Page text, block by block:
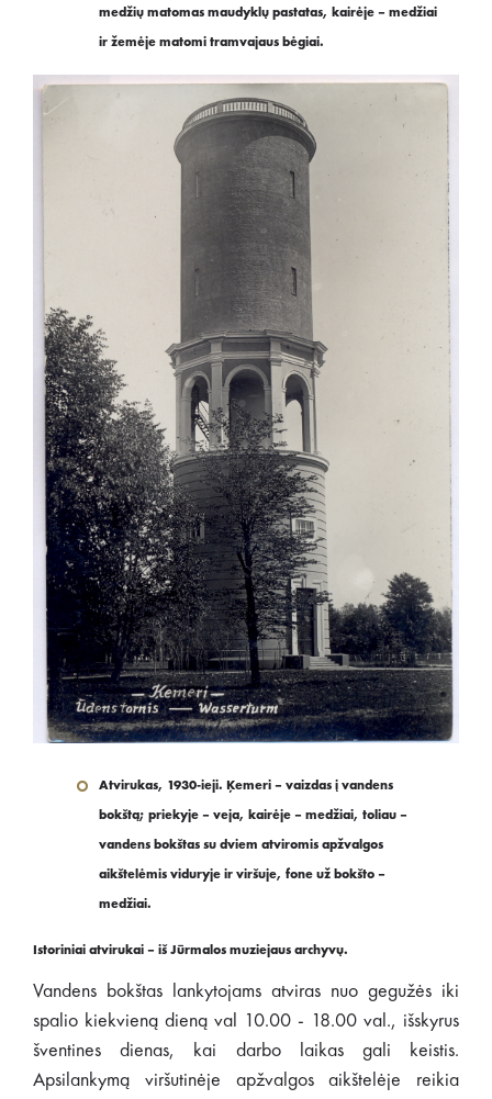
medžių matomas maudyklų pastatas, kairėje – medžiai
ir žemėje matomi tramvajaus bėgiai.
Atvirukas, 1930-ieji. Ķemeri – vaizdas į vandens
bokštą; priekyje – veja, kairėje – medžiai, toliau –
vandens bokštas su dviem atviromis apžvalgos
aikštelėmis viduryje ir viršuje, fone už bokšto –
medžiai.
Istoriniai atvirukai – iš Jūrmalos muziejaus archyvų.
Vandens bokštas lankytojams atviras nuo gegužės iki
spalio kiekvieną dieną val 10.00 - 18.00 val., išskyrus
šventines dienas, kai darbo laikas gali keistis.
Apsilankymą viršutinėje apžvalgos aikštelėje reikia